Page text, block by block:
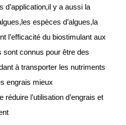
d’application,il y a aussi la
espèces d’algues,la
l’efficacité du biostimulant aux
sont connus pour être des
à transporter les nutriments
engrais mieux
l’utilisation d’engrais et